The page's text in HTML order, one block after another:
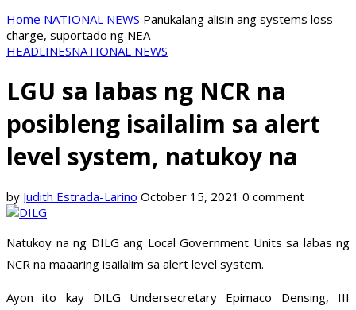
Home NATIONAL NEWS Panukalang alisin ang systems loss
charge, suportado ng NEA
HEADLINESNATIONAL NEWS
LGU sa labas ng NCR na
posibleng isailalim sa alert
level system, natukoy na
by Judith Estrada-Larino October 15, 2021 0 comment
Natukoy na ng DILG ang Local Government Units sa labas ng
NCR na maaaring isailalim sa alert level system.
Ayon ito kay DILG Undersecretary Epimaco Densing, III